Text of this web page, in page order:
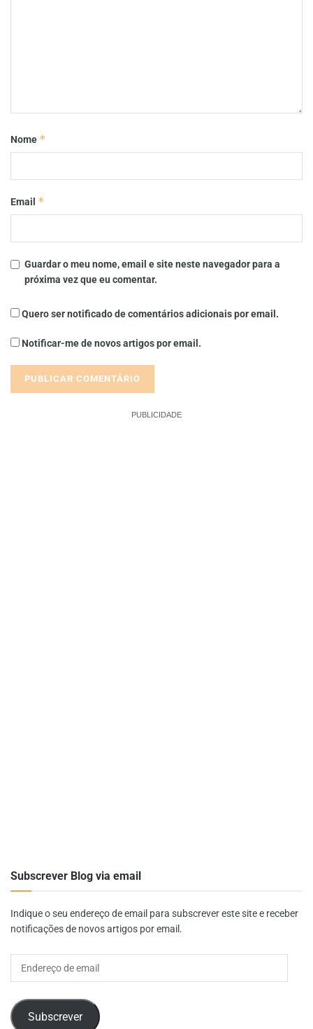
Nome *
Email *
Guardar o meu nome, email e site neste navegador para a
próxima vez que eu comentar.
Quero ser notificado de comentários adicionais por email.
Notificar-me de novos artigos por email.
PUBLICIDADE
Subscrever Blog via email
Indique o seu endereço de email para subscrever este site e receber
notificações de novos artigos por email.
Subscrever